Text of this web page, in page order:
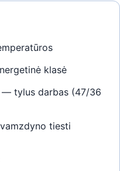
klasė
— tylus darbas (47/36
tiesti